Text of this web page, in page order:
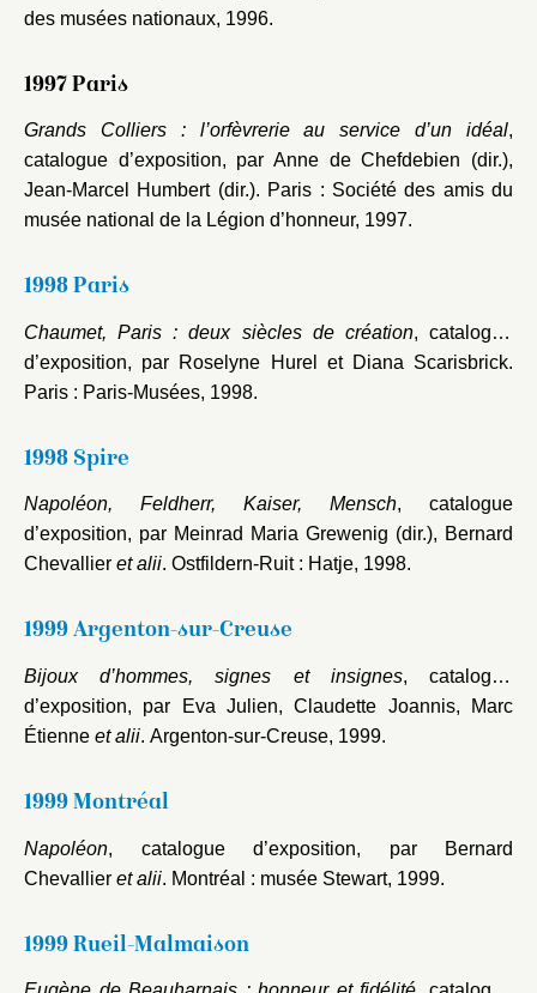
des musées nationaux, 1996.
1997 Paris
Grands Colliers : l’orfèvrerie au service d’un idéal,
catalogue d’exposition, par Anne de Chefdebien (dir.),
Jean-Marcel Humbert (dir.). Paris : Société des amis du
musée national de la Légion d’honneur, 1997.
1998 Paris
Chaumet, Paris : deux siècles de création, catalogue
d’exposition, par Roselyne Hurel et Diana Scarisbrick.
Paris : Paris-Musées, 1998.
1998 Spire
Napoléon, Feldherr, Kaiser, Mensch, catalogue
d’exposition, par Meinrad Maria Grewenig (dir.), Bernard
Chevallier et alii. Ostfildern-Ruit : Hatje, 1998.
1999 Argenton-sur-Creuse
Bijoux d’hommes, signes et insignes, catalogue
d’exposition, par Eva Julien, Claudette Joannis, Marc
Étienne et alii. Argenton-sur-Creuse, 1999.
1999 Montréal
Napoléon, catalogue d’exposition, par Bernard
Chevallier et alii. Montréal : musée Stewart, 1999.
1999 Rueil-Malmaison